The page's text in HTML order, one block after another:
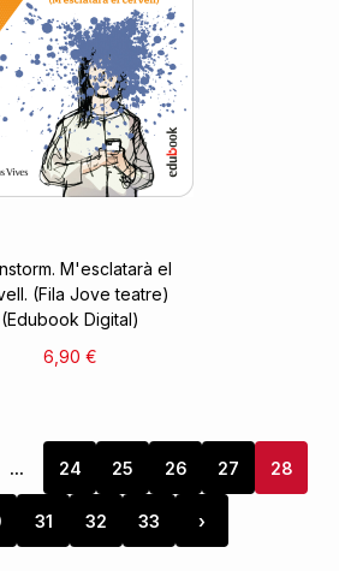
M'esclatarà el
(Fila Jove teatre)
(Edubook Digital)
6,90 €
... 24 25 26 27 28
31 32 33 ›